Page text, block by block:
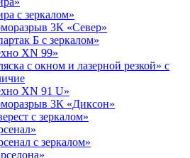
с зеркалом»
3К «Север»
Б с зеркалом»
XN 99»
с окном и лазерной резкой» с
XN 91 U»
3К «Диксон»
с зеркалом»
с зеркалом»